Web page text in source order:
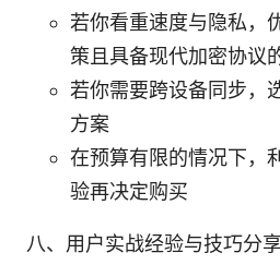
若你看重速度与隐私，
策且具备现代加密协议
若你需要跨设备同步，
方案
在预算有限的情况下，
验再决定购买
八、用户实战经验与技巧分享